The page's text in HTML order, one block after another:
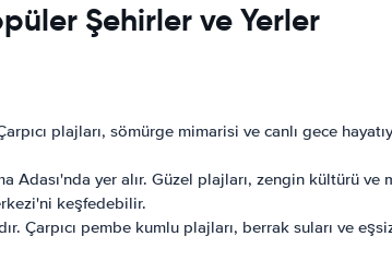
Şehirler ve Yerler
plajları, sömürge mimarisi ve canlı gece
Adası'nda yer alır. Güzel plajları, zengin kültürü
keşfedebilir.
Çarpıcı pembe kumlu plajları, berrak suları ve